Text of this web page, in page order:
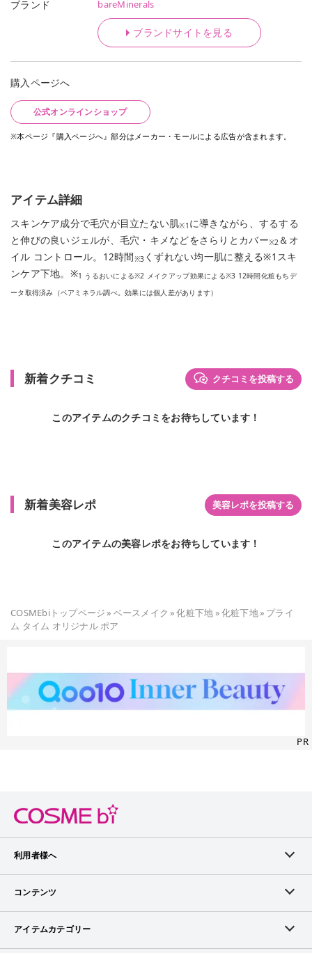
ブランド bareMinerals
ブランドサイトを見る
購入ページへ
公式オンラインショップ
※本ページ『購入ページへ』部分はメーカー・モールによる広告が含まれます。
アイテム詳細
スキンケア成分で毛穴が目立たない肌※1 に導きながら、するする
と伸びの良いジェルが、毛穴・キメなどをさらりとカバー※2 ＆オ
イル コントロール。12時間※3 くずれない均一肌に整える※1スキ
ンケア下地。※1 うるおいによる※2 メイクアップ効果による※3 12時間化粧もちデ
ータ取得済み（ベアミネラル調べ。効果には個人差があります）
新着クチコミ クチコミを投稿する
このアイテムのクチコミをお待ちしています！
新着美容レポ 美容レポを投稿する
このアイテムの美容レポをお待ちしています！
COSMEbiトップページ» ベースメイク »化粧下地»化粧下地» プライ
ム タイム オリジナル ポア
PR
利用者様へ
メンバーログイン
コンテンツ
ランキング
アイテムカテゴリー